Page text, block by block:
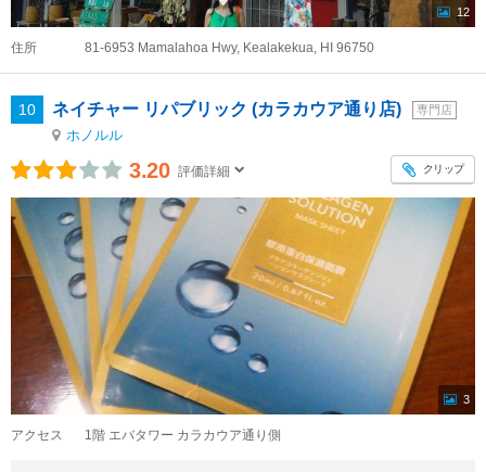
12
住所 81-6953 Mamalahoa Hwy, Kealakekua, HI 96750
10 ネイチャー リパブリック (カラカウア通り店) 専門店
ホノルル
3.20 評価詳細 クリップ
3
アクセス 1階 エバタワー カラカウア通り側